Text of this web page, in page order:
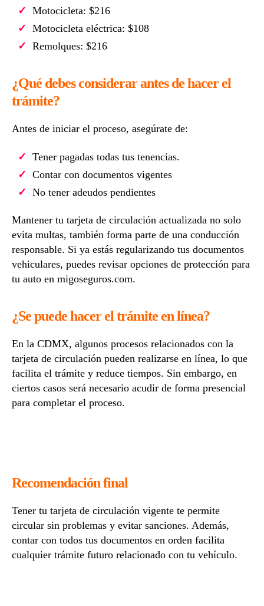
Motocicleta: $216
Motocicleta eléctrica: $108
Remolques: $216
¿Qué debes considerar antes de hacer el
trámite?
Antes de iniciar el proceso, asegúrate de:
Tener pagadas todas tus tenencias.
Contar con documentos vigentes
No tener adeudos pendientes
Mantener tu tarjeta de circulación actualizada no solo
evita multas, también forma parte de una conducción
responsable. Si ya estás regularizando tus documentos
vehiculares, puedes revisar opciones de protección para
tu auto en migoseguros.com.
¿Se puede hacer el trámite en línea?
En la CDMX, algunos procesos relacionados con la
tarjeta de circulación pueden realizarse en línea, lo que
facilita el trámite y reduce tiempos. Sin embargo, en
ciertos casos será necesario acudir de forma presencial
para completar el proceso.
Recomendación final
Tener tu tarjeta de circulación vigente te permite
circular sin problemas y evitar sanciones. Además,
contar con todos tus documentos en orden facilita
cualquier trámite futuro relacionado con tu vehículo.